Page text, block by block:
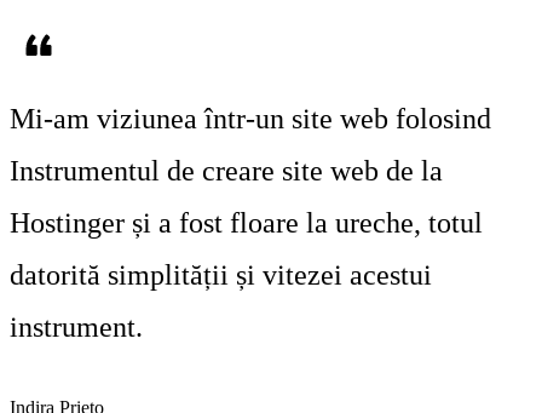
Mi-am viziunea într-un site web folosind
Instrumentul de creare site web de la
Hostinger și a fost floare la ureche, totul
datorită simplității și vitezei acestui
instrument.
Indira Prieto